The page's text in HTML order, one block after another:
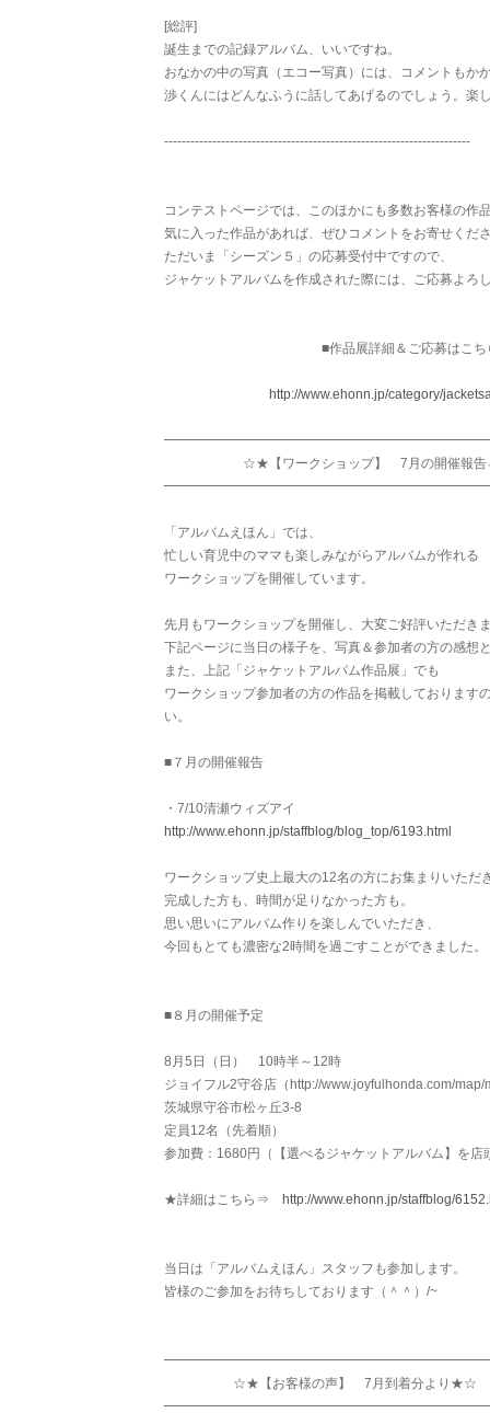
[総評]
誕生までの記録アルバム、いいですね。
おなかの中の写真（エコー写真）には、コメントもか
渉くんにはどんなふうに話してあげるのでしょう。楽
----------------------------------------------------------------------
コンテストページでは、このほかにも多数お客様の作
気に入った作品があれば、ぜひコメントをお寄せくだ
ただいま「シーズン５」の応募受付中ですので、
ジャケットアルバムを作成された際には、ご応募よろ
■作品展詳細＆ご応募はこち
http://www.ehonn.jp/category/
☆★【ワークショップ】 7月の開催報告＆
「アルバムえほん」では、
忙しい育児中のママも楽しみながらアルバムが作れる
ワークショップを開催しています。
先月もワークショップを開催し、大変ご好評いただき
下記ページに当日の様子を、写真＆参加者の方の感想
また、上記「ジャケットアルバム作品展」でも
ワークショップ参加者の方の作品を掲載しております
い。
■７月の開催報告
・7/10清瀬ウィズアイ
http://www.ehonn.jp/staffblog/blog_top/6193.html
ワークショップ史上最大の12名の方にお集まりいただ
完成した方も、時間が足りなかった方も。
思い思いにアルバム作りを楽しんでいただき、
今回もとても濃密な2時間を過ごすことができました。
■８月の開催予定
8月5日（日） 10時半～12時
ジョイフル2守谷店（http://www.joyfulhonda.com/map/
茨城県守谷市松ヶ丘3-8
定員12名（先着順）
参加費：1680円（【選べるジャケットアルバム】を店
★詳細はこちら⇒ http://www.ehonn.jp/staffblog/
当日は「アルバムえほん」スタッフも参加します。
皆様のご参加をお待ちしております（＾＾）/~
☆★【お客様の声】 7月到着分より★☆